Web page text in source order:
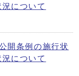
について
開条例の施行状
について